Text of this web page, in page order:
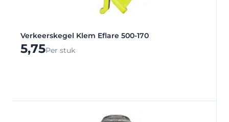
Verkeerskegel Klem Eflare 500-170
5,75Per stuk